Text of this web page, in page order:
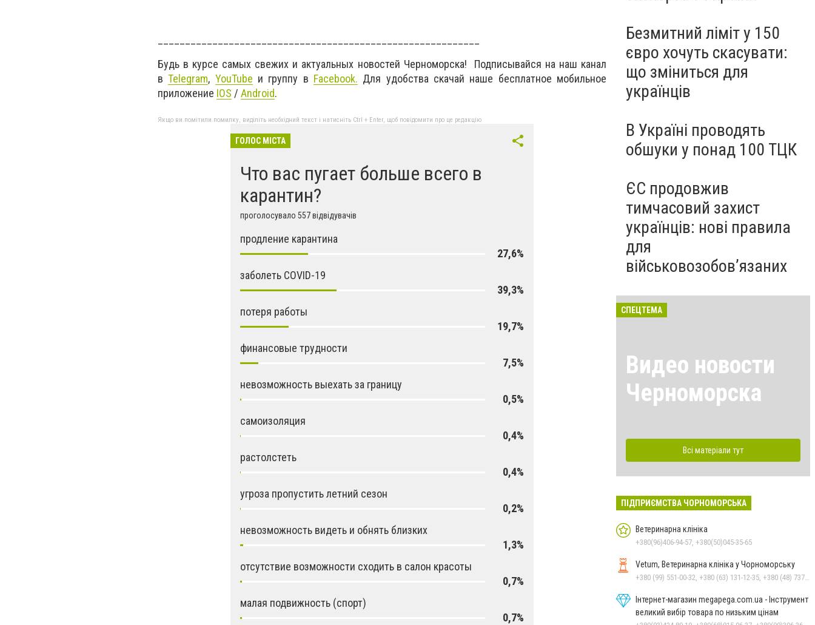
Будь в курсе самых свежих и актуальных новостей Черноморска! Подписывайся на наш канал
вTelegram, YouTube и группу в Facebook. Для удобства скачай наше бесплатное мобильное
приложение IOS / Android.
Якщо ви помітили помилку, виділіть необхідний текст і натисніть Ctrl + Enter, щоб повідомити про це редакцію
ГОЛОС МІСТА
Что вас пугает больше всего в
карантин?
проголосувало 557 відвідувачів
продление карантина
27,6%
заболеть COVID-19
39,3%
потеря работы
19,7%
финансовые трудности
7,5%
невозможность выехать за границу
0,5%
самоизоляция
0,4%
растолстеть
0,4%
угроза пропустить летний сезон
0,2%
невозможность видеть и обнять близких
1,3%
отсутствие возможности сходить в салон красоты
0,7%
малая подвижность (спорт)
0,7%
Безмитний ліміт у 150
євро хочуть скасувати:
що зміниться для
українців
В Україні проводять
обшуки у понад 100 ТЦК
ЄС продовжив
тимчасовий захист
українців: нові правила
для
військовозобов’язаних
СПЕЦТЕМА
Видео новости
Черноморска
Всі матеріали тут
ПІДПРИЄМСТВА ЧОРНОМОРСЬКА
Ветеринарна клініка
+380(96)406-94-57, +380(50)045-35-65
Vetum, Ветеринарна клініка у Чорноморську
Інтернет-магазин megapega.com.ua - Інструмент
великий вибір товара по низьким цінам